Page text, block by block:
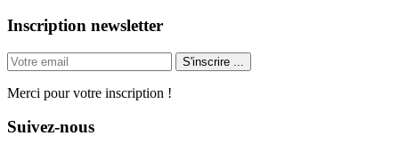
Inscription newsletter
S'inscrire
Merci pour votre inscription !
Suivez-nous